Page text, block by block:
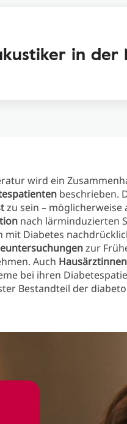
in der
wird ein
beschrieben.
zu sein –
nach lärminduzierten
mit Diabetes
zur
Auch
bei ihren
Bestandteil der